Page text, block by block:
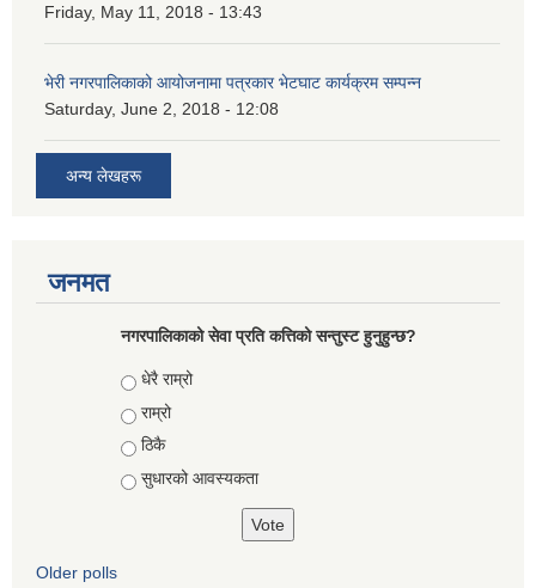
Friday, May 11, 2018 - 13:43
भेरी नगरपालिकाको आयोजनामा पत्रकार भेटघाट कार्यक्रम सम्पन्न
Saturday, June 2, 2018 - 12:08
अन्य लेखहरू
जनमत
नगरपालिकाको सेवा प्रति कत्तिको सन्तुस्ट हुनुहुन्छ?
Choices
धेरै राम्रो
राम्रो
ठिकै
सुधारको आवस्यकता
Older polls